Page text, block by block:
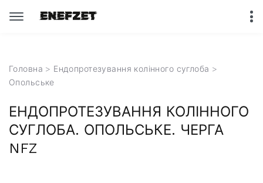
Головна > Ендопротезування колінного суглоба >
Опольське
ЕНДОПРОТЕЗУВАННЯ КОЛІННОГО
СУГЛОБА. ОПОЛЬСЬКЕ. ЧЕРГА
NFZ